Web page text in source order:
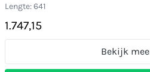
Lengte: 641
1.747,15
Bekijk